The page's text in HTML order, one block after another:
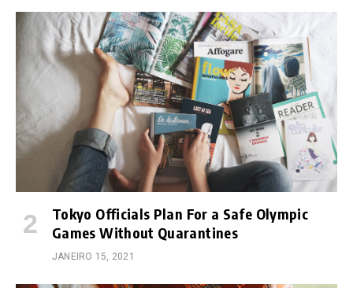
Tokyo Officials Plan For a Safe Olympic
Games Without Quarantines
JANEIRO 15, 2021